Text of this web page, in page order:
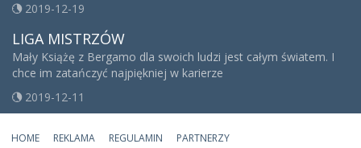
2019-12-19
LIGA MISTRZÓW
Mały Książę z Bergamo dla swoich ludzi jest całym światem. I
chce im zatańczyć najpiękniej w karierze
2019-12-11
HOME REKLAMA REGULAMIN PARTNERZY